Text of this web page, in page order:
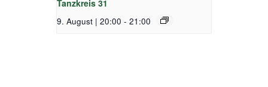
Tanzkreis 31
9. August | 20:00 - 21:00